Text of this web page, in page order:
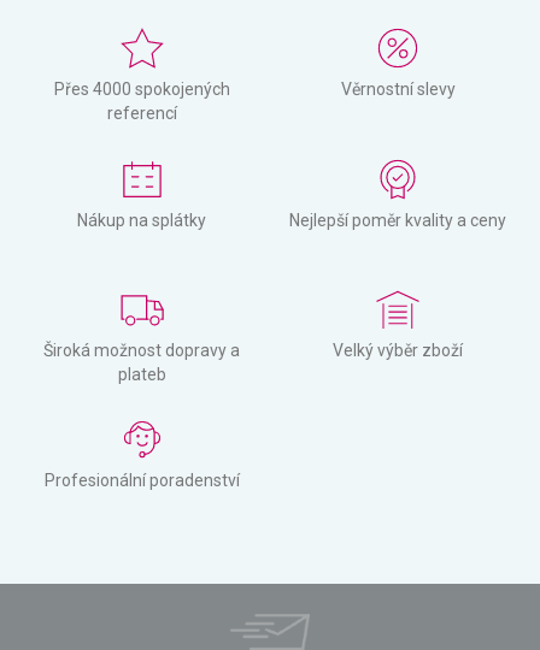
Přes 4000 spokojených
referencí
Věrnostní slevy
Nákup na splátky Nejlepší poměr kvality a ceny
Široká možnost dopravy a
plateb
Velký výběr zboží
Profesionální poradenství